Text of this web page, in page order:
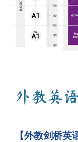
外教英
【外教剑桥英